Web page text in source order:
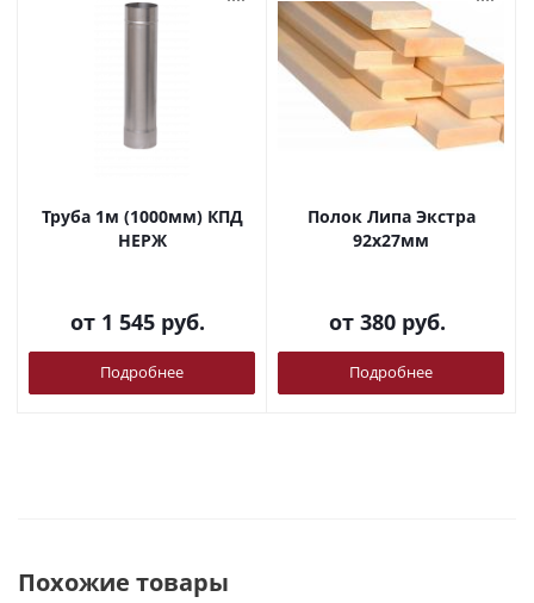
Труба 1м (1000мм) КПД
НЕРЖ
от 1 545 руб.
Подробнее
Полок Липа Экстра
92х27мм
от 380 руб.
Подробнее
Похожие товары